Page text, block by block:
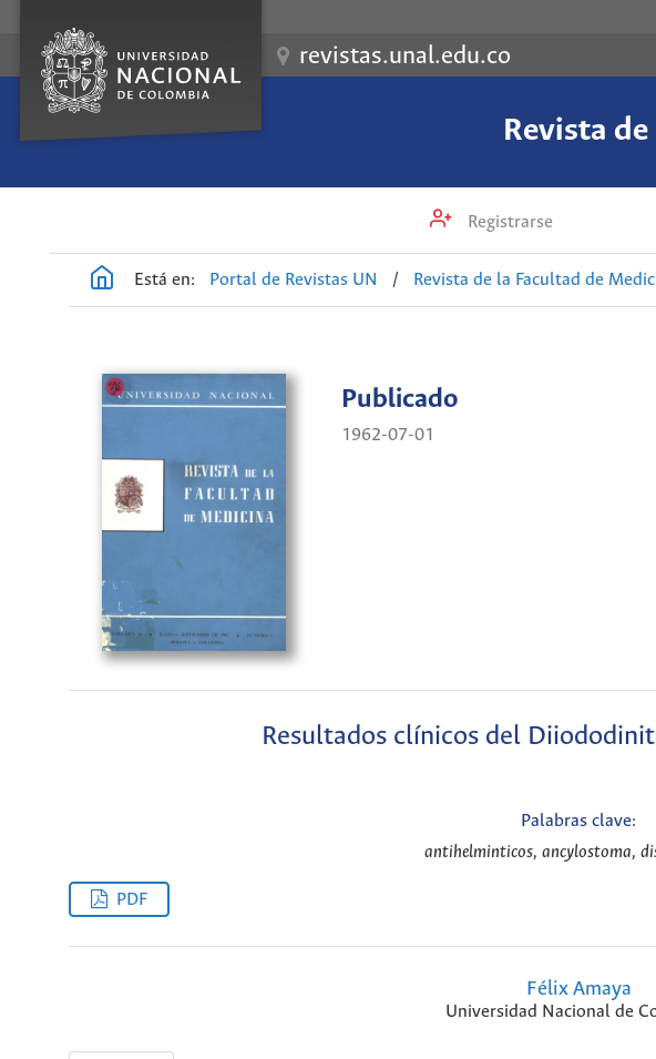
revistas.unal.edu.co
Revista
Registrarse
Está en: Portal de Revistas UN / Revista de la Facultad de
Publicado
1962-07-01
Resultados clínicos del
Palabras clave:
antihelminticos, ancylostoma,
PDF
Félix Amaya
Universidad Nacional de